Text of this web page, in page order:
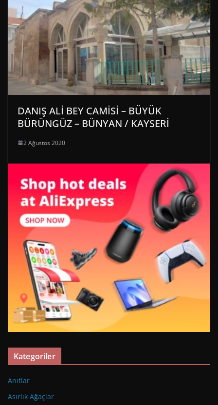
DANIŞ ALİ BEY CAMİSİ – BÜYÜK
BÜRÜNGÜZ – BÜNYAN / KAYSERİ
2 Ağustos 2020
Kategoriler
Anıtlar
Asırlık Ağaçlar